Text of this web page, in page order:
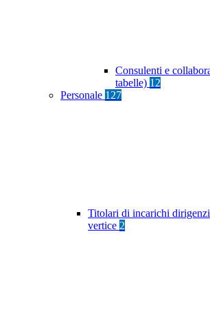
Consulenti e
tabelle) 12
Personale 127
Titolari di incarichi
vertice 2